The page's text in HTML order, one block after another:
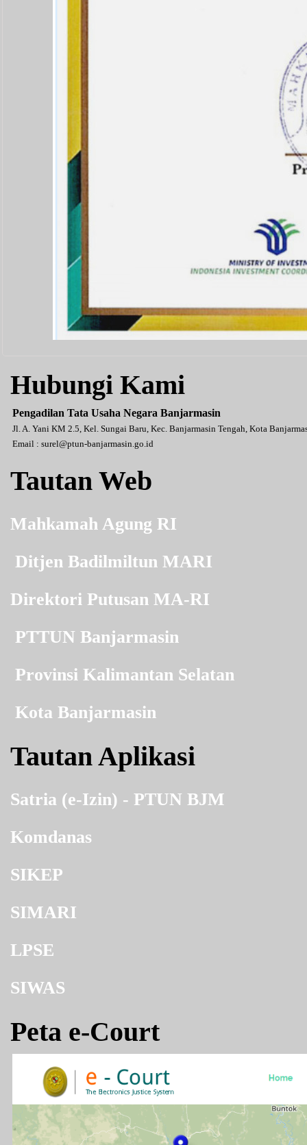
Hubungi Kami
Pengadilan Tata Usaha Negara Banjarmasin
Jl. A. Yani KM 2.5, Kel. Sungai Baru, Kec. Banjarmasin Tengah, Kota
Email : surel@ptun-banjarmasin.go.id
Tautan Web
Mahkamah Agung RI
Ditjen Badilmiltun MARI
Direktori Putusan MA-RI
PTTUN Banjarmasin
Provinsi Kalimantan Selatan
Kota Banjarmasin
Tautan Aplikasi
Satria (e-Izin) - PTUN BJM
Komdanas
SIKEP
SIMARI
LPSE
SIWAS
Peta e-Court